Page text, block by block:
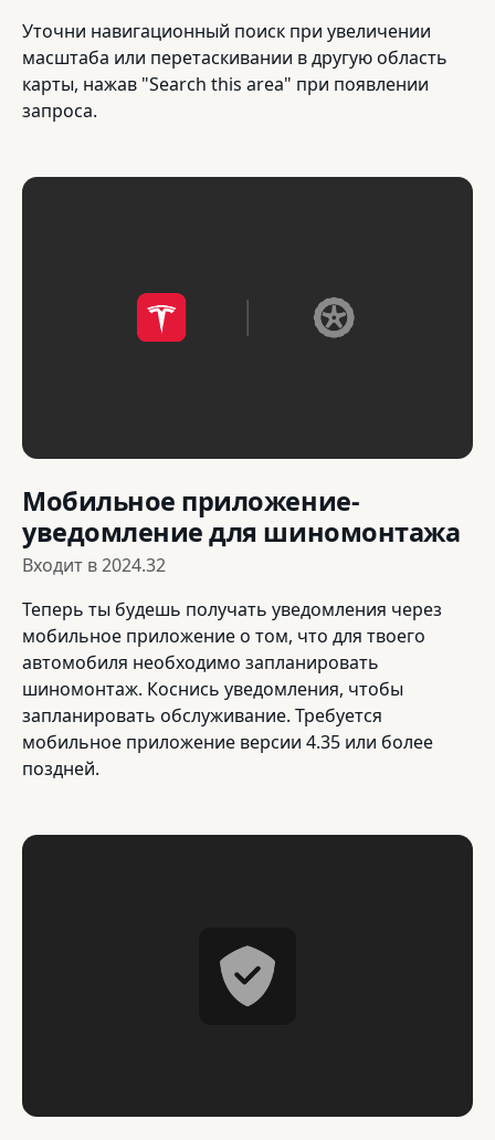
Уточни навигационный поиск при увеличении
масштаба или перетаскивании в другую область
карты, нажав "Search this area" при появлении
запроса.
Мобильное приложение-
уведомление для шиномонтажа
Входит в2024.32
Теперь ты будешь получать уведомления через
мобильное приложение о том, что для твоего
автомобиля необходимо запланировать
шиномонтаж. Коснись уведомления, чтобы
запланировать обслуживание. Требуется
мобильное приложение версии 4.35 или более
поздней.